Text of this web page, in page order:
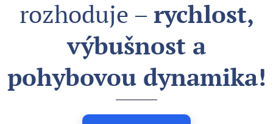
rozhoduje – rychlost,
výbušnost a
pohybovou dynamika!